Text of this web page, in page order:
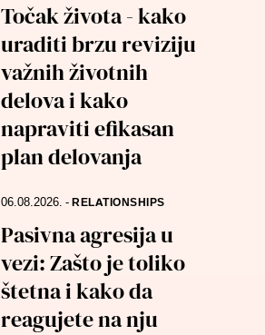
Točak života - kako
uraditi brzu reviziju
važnih životnih
delova i kako
napraviti efikasan
plan delovanja
06.08.2026.-RELATIONSHIPS
Pasivna agresija u
vezi: Zašto je toliko
štetna i kako da
reagujete na nju